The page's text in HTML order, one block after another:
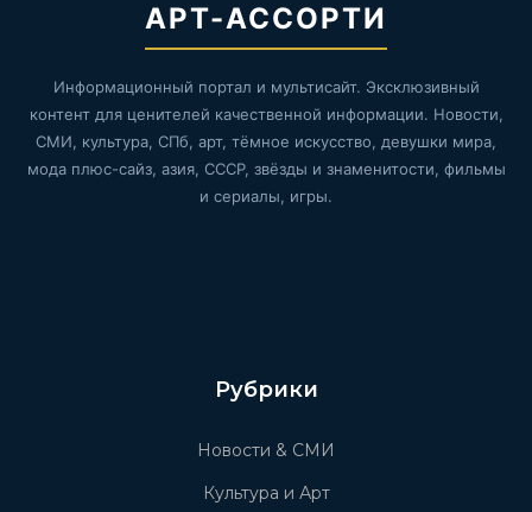
АРТ-АССОРТИ
Информационный портал и мультисайт. Эксклюзивный
контент для ценителей качественной информации. Новости,
СМИ, культура, СПб, арт, тёмное искусство, девушки мира,
мода плюс-сайз, азия, СССР, звёзды и знаменитости, фильмы
и сериалы, игры.
Рубрики
Новости & СМИ
Культура и Арт